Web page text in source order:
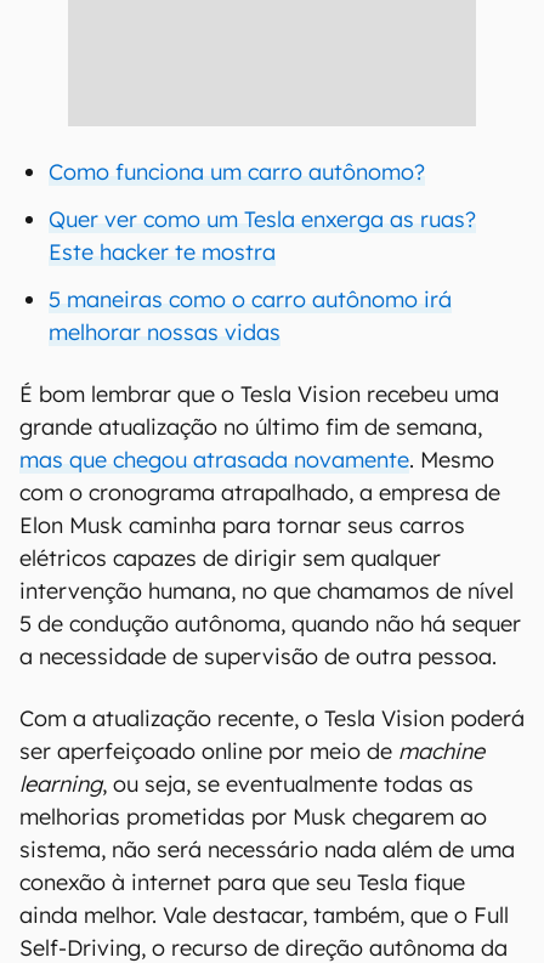
Como funciona um carro autônomo?
Quer ver como um Tesla enxerga as ruas?
Este hacker te mostra
5 maneiras como o carro autônomo irá
melhorar nossas vidas
É bom lembrar que o Tesla Vision recebeu uma
grande atualização no último fim de semana,
mas que chegou atrasada novamente. Mesmo
com o cronograma atrapalhado, a empresa de
Elon Musk caminha para tornar seus carros
elétricos capazes de dirigir sem qualquer
intervenção humana, no que chamamos de nível
5 de condução autônoma, quando não há sequer
a necessidade de supervisão de outra pessoa.
Com a atualização recente, o Tesla Vision poderá
ser aperfeiçoado online por meio de machine
learning, ou seja, se eventualmente todas as
melhorias prometidas por Musk chegarem ao
sistema, não será necessário nada além de uma
conexão à internet para que seu Tesla fique
ainda melhor. Vale destacar, também, que o Full
Self-Driving, o recurso de direção autônoma da